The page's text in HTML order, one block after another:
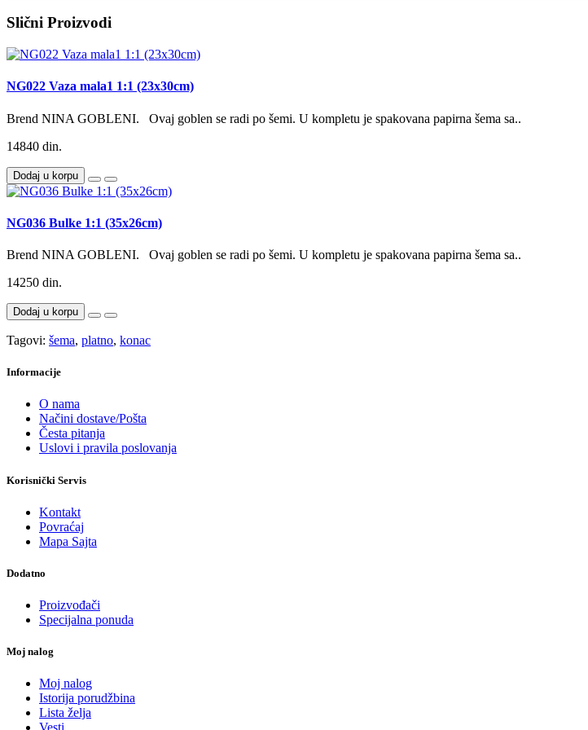
Slični Proizvodi
NG022 Vaza mala1 1:1 (23x30cm)
Brend NINA GOBLENI. Ovaj goblen se radi po šemi. U kompletu je spakovana papirna šema sa..
14840 din.
Dodaj u korpu
NG036 Bulke 1:1 (35x26cm)
Brend NINA GOBLENI. Ovaj goblen se radi po šemi. U kompletu je spakovana papirna šema sa..
14250 din.
Dodaj u korpu
Tagovi: šema, platno, konac
Informacije
O nama
Načini dostave/Pošta
Česta pitanja
Uslovi i pravila poslovanja
Korisnički Servis
Kontakt
Povraćaj
Mapa Sajta
Dodatno
Proizvođači
Specijalna ponuda
Moj nalog
Moj nalog
Istorija porudžbina
Lista želja